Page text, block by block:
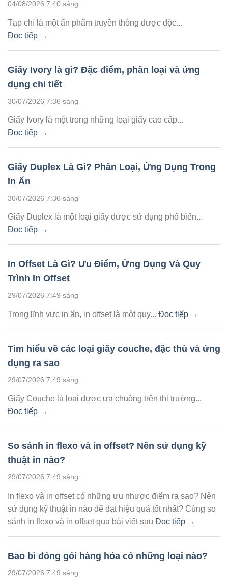
04/08/2026 7:40 sáng
Tạp chí là một ấn phẩm truyền thông được độc...
Đọc tiếp →
Giấy Ivory là gì? Đặc điểm, phân loại và ứng
dụng chi tiết
30/07/2026 7:36 sáng
Giấy Ivory là một trong những loại giấy cao cấp...
Đọc tiếp →
Giấy Duplex Là Gì? Phân Loại, Ứng Dụng Trong
In Ấn
30/07/2026 7:36 sáng
Giấy Duplex là một loại giấy được sử dụng phổ biến...
Đọc tiếp →
In Offset Là Gì? Ưu Điểm, Ứng Dụng Và Quy
Trình In Offset
29/07/2026 7:49 sáng
Trong lĩnh vực in ấn, in offset là một quy... Đọc tiếp →
Tìm hiểu về các loại giấy couche, đặc thù và ứng
dụng ra sao
29/07/2026 7:49 sáng
Giấy Couche là loại được ưa chuộng trên thị trường...
Đọc tiếp →
So sánh in flexo và in offset? Nên sử dụng kỹ
thuật in nào?
29/07/2026 7:49 sáng
In flexo và in offset có những ưu nhược điểm ra sao? Nên
sử dụng kỹ thuật in nào để đạt hiệu quả tốt nhất? Cùng so
sánh in flexo và in offset qua bài viết sau Đọc tiếp →
Bao bì đóng gói hàng hóa có những loại nào?
29/07/2026 7:49 sáng